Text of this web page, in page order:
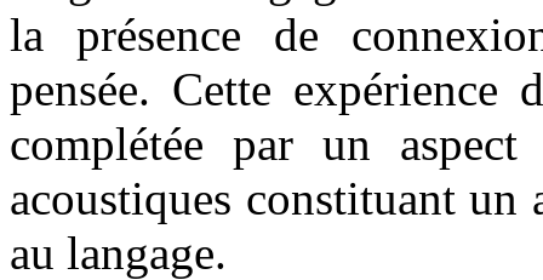
la présence de
pensée. Cette
complétée par un
acoustiques constituant un
au langage.